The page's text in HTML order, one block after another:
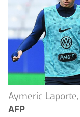
Aymeric
AFP